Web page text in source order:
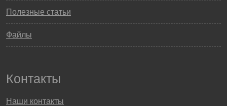
Полезные статьи
Файлы
Контакты
Наши контакты